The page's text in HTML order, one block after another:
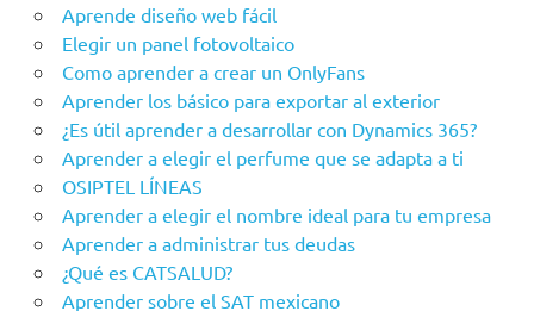
Aprende diseño web fácil
Elegir un panel fotovoltaico
Como aprender a crear un OnlyFans
Aprender los básico para exportar al exterior
¿Es útil aprender a desarrollar con Dynamics 365?
Aprender a elegir el perfume que se adapta a ti
OSIPTEL LÍNEAS
Aprender a elegir el nombre ideal para tu empresa
Aprender a administrar tus deudas
¿Qué es CATSALUD?
Aprender sobre el SAT mexicano